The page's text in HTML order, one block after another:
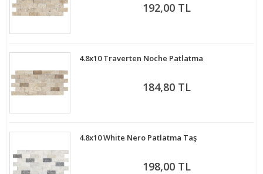
192,00 TL
4.8x10 Traverten Noche Patlatma
184,80 TL
4.8x10 White Nero Patlatma Taş
198,00 TL